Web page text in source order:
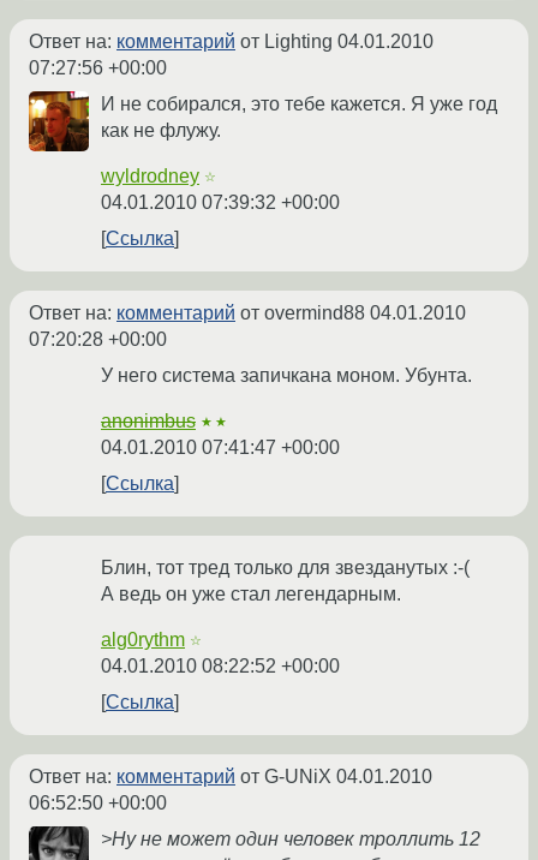
Ответ на: комментарий от Lighting 04.01.2010
07:27:56 +00:00
И не собирался, это тебе кажется. Я уже год
как не флужу.
wyldrodney ☆
04.01.2010 07:39:32 +00:00
Ссылка
Ответ на: комментарий от overmind88 04.01.2010
07:20:28 +00:00
У него система запичкана моном. Убунта.
anonimbus ★★
04.01.2010 07:41:47 +00:00
Ссылка
Блин, тот тред только для звезданутых :-(
А ведь он уже стал легендарным.
alg0rythm ☆
04.01.2010 08:22:52 +00:00
Ссылка
Ответ на: комментарий от G-UNiX 04.01.2010
06:52:50 +00:00
>Ну не может один человек троллить 12